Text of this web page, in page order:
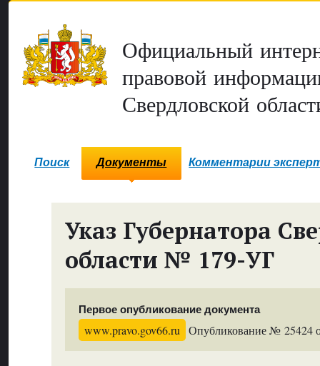
Официальный
правовой
Свердловской
Поиск Документы Комментарии
Указ Губернатора
области № 179-УГ
Первое опубликование документа
www.pravo.gov66.ru Опубликование № 25424